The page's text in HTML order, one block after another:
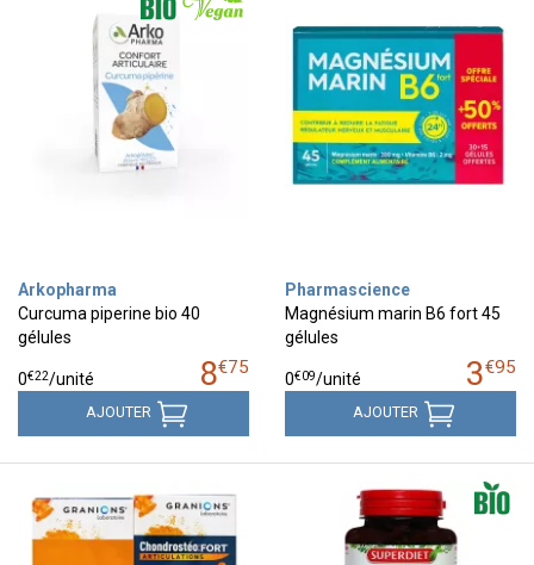
Arkopharma
Curcuma piperine bio 40
gélules
8€75
0€22/unité
AJOUTER
Pharmascience
Magnésium marin B6 fort 45
gélules
3€95
0€09/unité
AJOUTER